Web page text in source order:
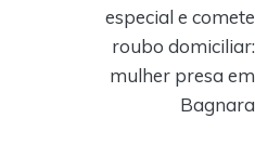
especial e comete
roubo domiciliar:
mulher presa em
Bagnara